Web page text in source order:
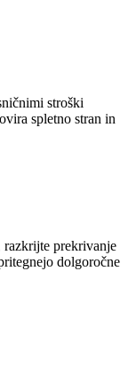
stroški
spletno stran in
razkrijte prekrivanje
dolgoročne